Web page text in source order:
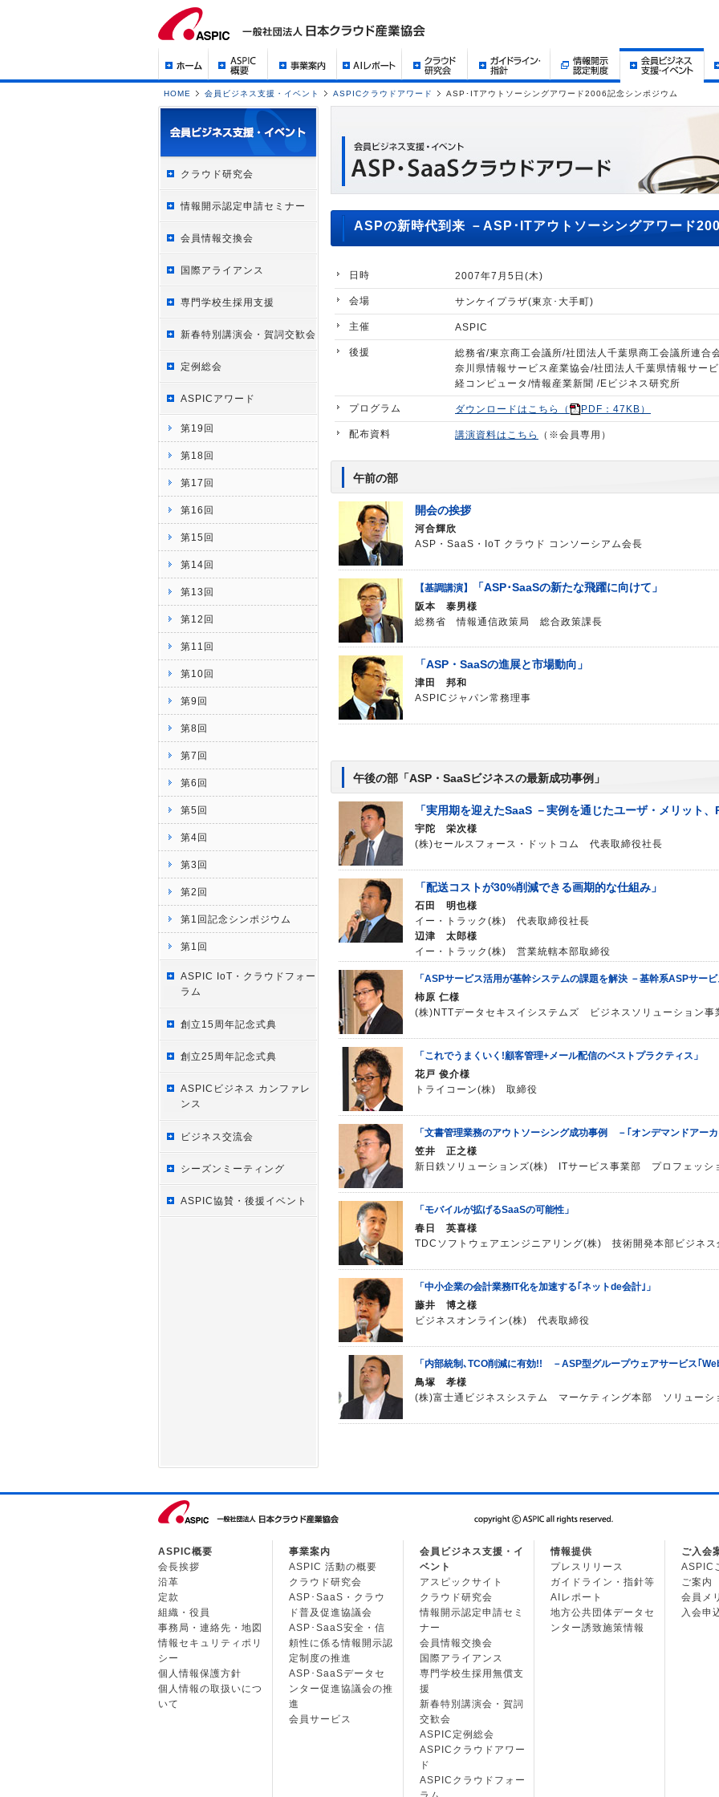
HOME 会員ビジネス支援・イベント ASPICクラウドアワード ASP･ITアウトソーシングアワード2006記念シンポジウム
クラウド研究会
情報開示認定申請セミナー
会員情報交換会
国際アライアンス
専門学校生採用支援
新春特別講演会・賀詞交歓会
定例総会
ASPICアワード
第19回
第18回
第17回
第16回
第15回
第14回
第13回
第12回
第11回
第10回
第9回
第8回
第7回
第6回
第5回
第4回
第3回
第2回
第1回記念シンポジウム
第1回
ASPIC IoT・クラウドフォー
ラム
創立15周年記念式典
創立25周年記念式典
ASPICビジネス カンファレ
ンス
ビジネス交流会
シーズンミーティング
ASPIC協賛・後援イベント
ASPの新時代到来 －ASP･ITアウトソーシングアワード
日時 2007年7月5日(木)
会場 サンケイプラザ(東京･大手町)
主催 ASPIC
後援
総務省/東京商工会議所/社団法人千葉県商工会議所連合
奈川県情報サービス産業協会/社団法人千葉県情報サー
経コンピュータ/情報産業新聞 /Eビジネス研究所
プログラム ダウンロードはこちら（ PDF：47KB）
配布資料 講演資料はこちら （※会員専用）
午前の部
開会の挨拶
河合輝欣
ASP・SaaS・IoT クラウド コンソーシアム会長
【基調講演】 「ASP･SaaSの新たな飛躍に向けて」
阪本 泰男様
総務省 情報通信政策局 総合政策課長
「ASP・SaaSの進展と市場動向」
津田 邦和
ASPICジャパン常務理事
午後の部「ASP・SaaSビジネスの最新成功事例」
「実用期を迎えたSaaS －実例を通じたユーザ・メリット、
宇陀 栄次様
(株)セールスフォース・ドットコム 代表取締役社長
「配送コストが30%削減できる画期的な仕組み」
石田 明也様
イー・トラック(株) 代表取締役社長
辺津 太郎様
イー・トラック(株) 営業統轄本部取締役
「ASPサービス活用が基幹システムの課題を解決 －基幹系ASPサー
柿原 仁様
(株)NTTデータセキスイシステムズ ビジネスソリューション
「これでうまくいく!顧客管理+メール配信のベストプラクティス」
花戸 俊介様
トライコーン(株) 取締役
「文書管理業務のアウトソーシング成功事例 －｢オンデマンドアーカ
笠井 正之様
新日鉄ソリューションズ(株) ITサービス事業部 プロフェッシ
「モバイルが拡げるSaaSの可能性」
春日 英喜様
TDCソフトウェアエンジニアリング(株) 技術開発本部ビジネ
「中小企業の会計業務IT化を加速する｢ネットde会計｣」
藤井 博之様
ビジネスオンライン(株) 代表取締役
「内部統制､TCO削減に有効!! －ASP型グループウェアサービス｢
鳥塚 孝様
(株)富士通ビジネスシステム マーケティング本部 ソリュー
ASPIC概要
会長挨拶
沿革
定款
組織・役員
事務局・連絡先・地図
情報セキュリティポリ
シー
個人情報保護方針
個人情報の取扱いにつ
いて
事業案内
ASPIC 活動の概要
クラウド研究会
ASP･SaaS・クラウ
ド普及促進協議会
ASP･SaaS安全・信
頼性に係る情報開示認
定制度の推進
ASP･SaaSデータセ
ンター促進協議会の推
進
会員サービス
会員ビジネス支援・イ
ベント
アスピックサイト
クラウド研究会
情報開示認定申請セミ
ナー
会員情報交換会
国際アライアンス
専門学校生採用無償支
援
新春特別講演会・賀詞
交歓会
ASPIC定例総会
ASPICクラウドアワー
ド
ASPICクラウドフォー
情報提供
プレスリリース
ガイドライン・指針等
AIレポート
地方公共団体データセ
ンター誘致施策情報
ご入会
ASPIC
ご案内
会員メ
入会申